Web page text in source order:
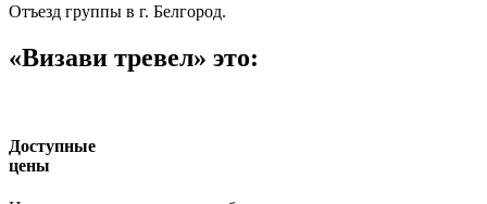
Отъезд группы в г. Белгород.
«Визави тревел» это:
Доступные
цены